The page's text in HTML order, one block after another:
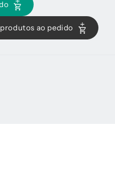
ao pedido